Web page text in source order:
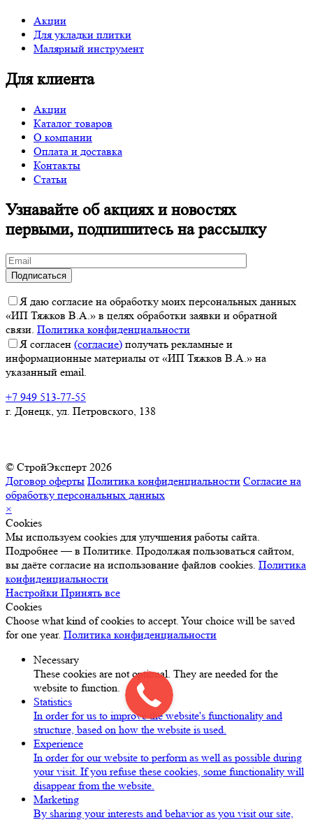
Акции
Для укладки плитки
Малярный инструмент
Для клиента
Акции
Каталог товаров
О компании
Оплата и доставка
Контакты
Статьи
Узнавайте об акциях и новостях
первыми, подпишитесь на рассылку
Я даю согласие на обработку моих персональных данных
«ИП Тяжков В.А.» в целях обработки заявки и обратной
связи. Политика конфиденциальности
Я согласен (согласие) получать рекламные и
информационные материалы от «ИП Тяжков В.А.» на
указанный email.
+7 949 513-77-55
г. Донецк, ул. Петровского, 138
© СтройЭксперт 2026
Договор оферты Политика конфиденциальности Согласие на
обработку персональных данных
×
Cookies
Мы используем cookies для улучшения работы сайта.
Подробнее — в Политике. Продолжая пользоваться сайтом,
вы даёте согласие на использование файлов cookies. Политика
конфиденциальности
Настройки Принять все
Cookies
Choose what kind of cookies to accept. Your choice will be saved
for one year. Политика конфиденциальности
Necessary
These cookies are not optional. They are needed for the
website to function.
Statistics
In order for us to improve the website's functionality and
structure, based on how the website is used.
Experience
In order for our website to perform as well as possible during
your visit. If you refuse these cookies, some functionality will
disappear from the website.
Marketing
By sharing your interests and behavior as you visit our site,